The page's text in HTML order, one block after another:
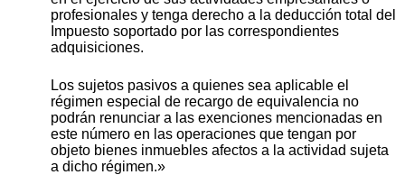
profesionales y tenga derecho a la deducción total del
Impuesto soportado por las correspondientes
adquisiciones.
Los sujetos pasivos a quienes sea aplicable el
régimen especial de recargo de equivalencia no
podrán renunciar a las exenciones mencionadas en
este número en las operaciones que tengan por
objeto bienes inmuebles afectos a la actividad sujeta
a dicho régimen.»